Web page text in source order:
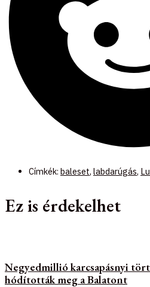
Címkék: baleset, labdarúgás,
Ez is érdekelhet
Negyedmillió karcsapásnyi
hódították meg a Balatont